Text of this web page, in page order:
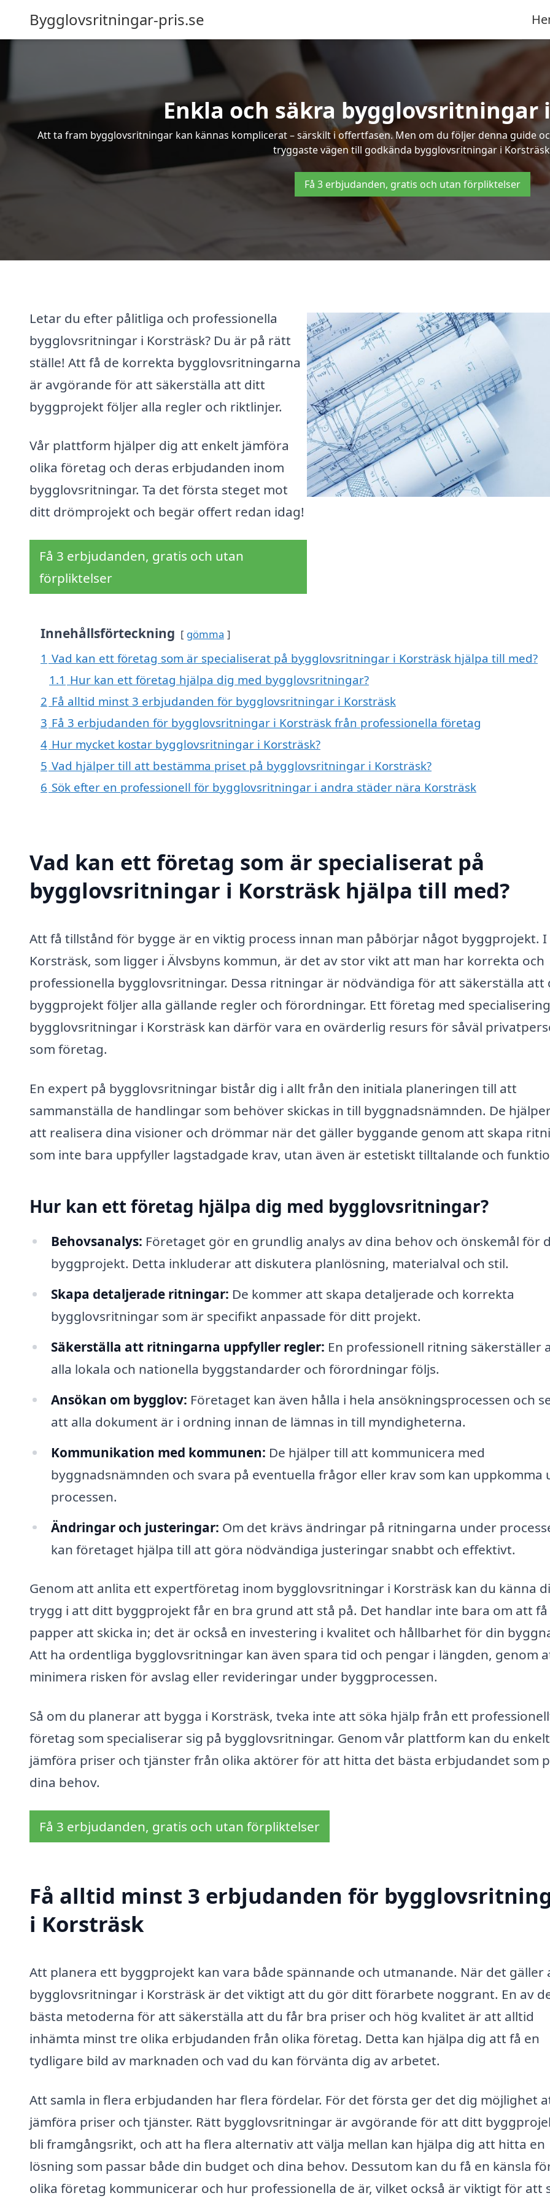
Bygglovsritningar-pris.se
Enkla och säkra bygglovsritningar
Att ta fram bygglovsritningar kan kännas komplicerat – särskilt i offertfasen. Men om du följer denna guide
tryggaste vägen till godkända bygglovsritningar i
Få 3 erbjudanden, gratis och utan förpliktelser
Letar du efter pålitliga och professionella
bygglovsritningar i Korsträsk? Du är på rätt
ställe! Att få de korrekta bygglovsritningarna
är avgörande för att säkerställa att ditt
byggprojekt följer alla regler och riktlinjer.
Vår plattform hjälper dig att enkelt jämföra
olika företag och deras erbjudanden inom
bygglovsritningar. Ta det första steget mot
ditt drömprojekt och begär offert redan idag!
Få 3 erbjudanden, gratis och utan
förpliktelser
Innehållsförteckning gömma
1 Vad kan ett företag som är specialiserat på bygglovsritningar i Korsträsk hjälpa till med?
1.1 Hur kan ett företag hjälpa dig med bygglovsritningar?
2 Få alltid minst 3 erbjudanden för bygglovsritningar i Korsträsk
3 Få 3 erbjudanden för bygglovsritningar i Korsträsk från professionella företag
4 Hur mycket kostar bygglovsritningar i Korsträsk?
5 Vad hjälper till att bestämma priset på bygglovsritningar i Korsträsk?
6 Sök efter en professionell för bygglovsritningar i andra städer nära Korsträsk
Vad kan ett företag som är specialiserat på
bygglovsritningar i Korsträsk hjälpa till med?
Att få tillstånd för bygge är en viktig process innan man påbörjar något byggprojekt. I
Korsträsk, som ligger i Älvsbyns kommun, är det av stor vikt att man har korrekta och
professionella bygglovsritningar. Dessa ritningar är nödvändiga för att säkerställa att
byggprojekt följer alla gällande regler och förordningar. Ett företag med
bygglovsritningar i Korsträsk kan därför vara en ovärderlig resurs för såväl
som företag.
En expert på bygglovsritningar bistår dig i allt från den initiala planeringen till att
sammanställa de handlingar som behöver skickas in till byggnadsnämnden. De
att realisera dina visioner och drömmar när det gäller byggande genom att skapa
som inte bara uppfyller lagstadgade krav, utan även är estetiskt tilltalande och
Hur kan ett företag hjälpa dig med bygglovsritningar?
Behovsanalys: Företaget gör en grundlig analys av dina behov och önskemål för
byggprojekt. Detta inkluderar att diskutera planlösning, materialval och stil.
Skapa detaljerade ritningar: De kommer att skapa detaljerade och korrekta
bygglovsritningar som är specifikt anpassade för ditt projekt.
Säkerställa att ritningarna uppfyller regler: En professionell ritning säkerställer
alla lokala och nationella byggstandarder och förordningar följs.
Ansökan om bygglov: Företaget kan även hålla i hela ansökningsprocessen och
att alla dokument är i ordning innan de lämnas in till myndigheterna.
Kommunikation med kommunen: De hjälper till att kommunicera med
byggnadsnämnden och svara på eventuella frågor eller krav som kan uppkomma
processen.
Ändringar och justeringar: Om det krävs ändringar på ritningarna under
kan företaget hjälpa till att göra nödvändiga justeringar snabbt och effektivt.
Genom att anlita ett expertföretag inom bygglovsritningar i Korsträsk kan du känna
trygg i att ditt byggprojekt får en bra grund att stå på. Det handlar inte bara om att
papper att skicka in; det är också en investering i kvalitet och hållbarhet för din
Att ha ordentliga bygglovsritningar kan även spara tid och pengar i längden, genom
minimera risken för avslag eller revideringar under byggprocessen.
Så om du planerar att bygga i Korsträsk, tveka inte att söka hjälp från ett
företag som specialiserar sig på bygglovsritningar. Genom vår plattform kan du enkelt
jämföra priser och tjänster från olika aktörer för att hitta det bästa erbjudandet som
dina behov.
Få 3 erbjudanden, gratis och utan förpliktelser
Få alltid minst 3 erbjudanden för
i Korsträsk
Att planera ett byggprojekt kan vara både spännande och utmanande. När det gäller
bygglovsritningar i Korsträsk är det viktigt att du gör ditt förarbete noggrant. En av
bästa metoderna för att säkerställa att du får bra priser och hög kvalitet är att alltid
inhämta minst tre olika erbjudanden från olika företag. Detta kan hjälpa dig att få en
tydligare bild av marknaden och vad du kan förvänta dig av arbetet.
Att samla in flera erbjudanden har flera fördelar. För det första ger det dig möjlighet
jämföra priser och tjänster. Rätt bygglovsritningar är avgörande för att ditt
bli framgångsrikt, och att ha flera alternativ att välja mellan kan hjälpa dig att hitta en
lösning som passar både din budget och dina behov. Dessutom kan du få en känsla
olika företag kommunicerar och hur professionella de är, vilket också är viktigt för att